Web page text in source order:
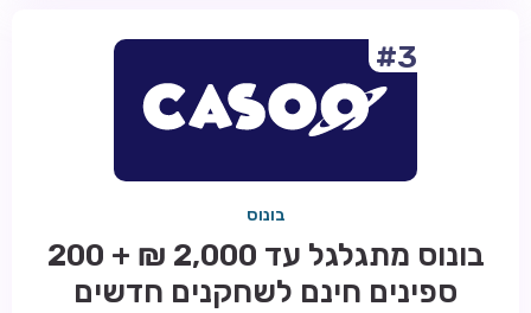
#3
בונוס
בונוס מתגלגל עד 2,000 ₪ + 200
ספינים חינם לשחקנים חדשים